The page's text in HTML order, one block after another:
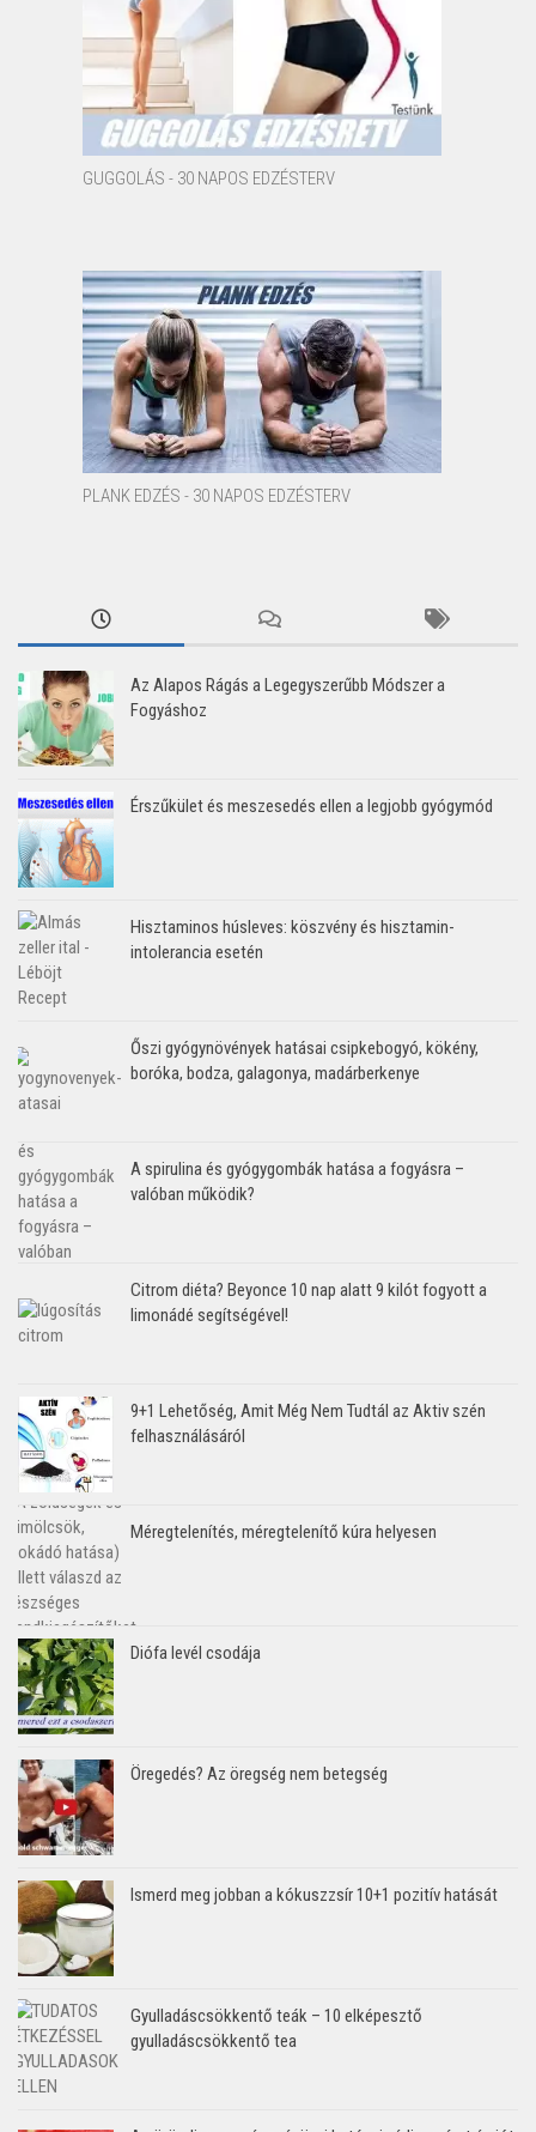
GUGGOLÁS - 30 NAPOS EDZÉSTERV
PLANK EDZÉS - 30 NAPOS EDZÉSTERV
Az Alapos Rágás a Legegyszerűbb Módszer a
Fogyáshoz
Érszűkület és meszesedés ellen a legjobb gyógymód
Hisztaminos húsleves: köszvény és hisztamin-
intolerancia esetén
Őszi gyógynövények hatásai csipkebogyó, kökény,
boróka, bodza, galagonya, madárberkenye
A spirulina és gyógygombák hatása a fogyásra –
valóban működik?
Citrom diéta? Beyonce 10 nap alatt 9 kilót fogyott a
limonádé segítségével!
9+1 Lehetőség, Amit Még Nem Tudtál az Aktiv szén
felhasználásáról
Méregtelenítés, méregtelenítő kúra helyesen
Diófa levél csodája
Öregedés? Az öregség nem betegség
Ismerd meg jobban a kókuszzsír 10+1 pozitív hatását
Gyulladáscsökkentő teák – 10 elképesztő
gyulladáscsökkentő tea